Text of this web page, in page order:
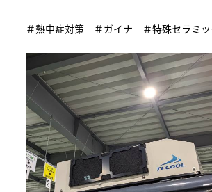
＃熱中症対策 ＃ガイナ ＃特殊セラミッ